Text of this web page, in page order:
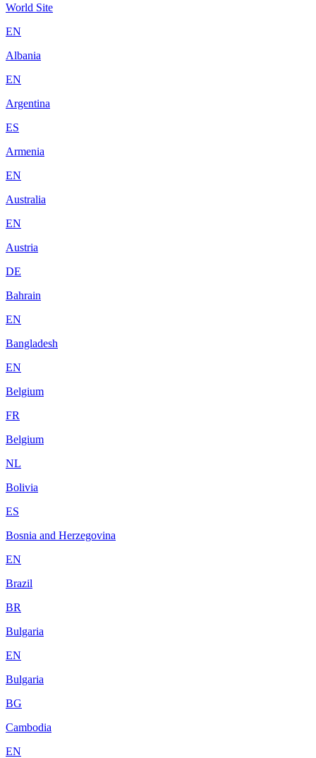
World Site
EN
Albania
EN
Argentina
ES
Armenia
EN
Australia
EN
Austria
DE
Bahrain
EN
Bangladesh
EN
Belgium
FR
Belgium
NL
Bolivia
ES
Bosnia and Herzegovina
EN
Brazil
BR
Bulgaria
EN
Bulgaria
BG
Cambodia
EN